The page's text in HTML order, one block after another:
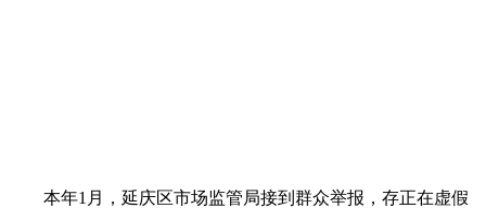
本年1月，延庆区市场监管局接到群众举报，存正在虚假